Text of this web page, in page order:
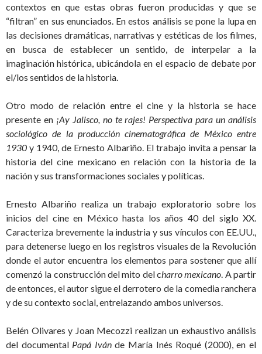
contextos en que estas obras fueron producidas y que se
“filtran” en sus enunciados. En estos análisis se pone la lupa en
las decisiones dramáticas, narrativas y estéticas de los filmes,
en busca de establecer un sentido, de interpelar a la
imaginación histórica, ubicándola en el espacio de debate por
el/los sentidos de la historia.
Otro modo de relación entre el cine y la historia se hace
presente en ¡Ay Jalisco, no te rajes! Perspectiva para un análisis
sociológico de la producción cinematográfica de México entre
1930 y 1940, de Ernesto Albariño. El trabajo invita a pensar la
historia del cine mexicano en relación con la historia de la
nación y sus transformaciones sociales y políticas.
Ernesto Albariño realiza un trabajo exploratorio sobre los
inicios del cine en México hasta los años 40 del siglo XX.
Caracteriza brevemente la industria y sus vínculos con EE.UU.,
para detenerse luego en los registros visuales de la Revolución
donde el autor encuentra los elementos para sostener que allí
comenzó la construcción del mito del charro mexicano. A partir
de entonces, el autor sigue el derrotero de la comedia ranchera
y de su contexto social, entrelazando ambos universos.
Belén Olivares y Joan Mecozzi realizan un exhaustivo análisis
del documental Papá Ivánde María Inés Roqué (2000), en el